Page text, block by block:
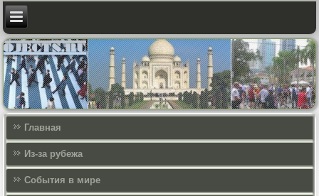
Главная
Из-за рубежа
События в мире